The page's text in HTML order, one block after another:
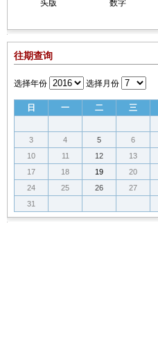
头版
数字
往期查询
选择年份 选择月份
日 一 二 三
3
4 5 6
10
11 12 13
17
18 19 20
24
25 26 27
31